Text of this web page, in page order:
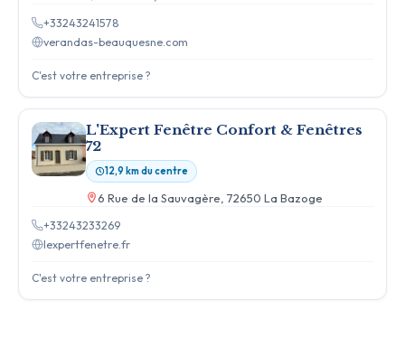
+33243241578
verandas-beauquesne.com
C'est votre entreprise ?
L'Expert Fenêtre Confort & Fenêtres
72
12,9 km du centre
6 Rue de la Sauvagère, 72650 La Bazoge
+33243233269
lexpertfenetre.fr
C'est votre entreprise ?